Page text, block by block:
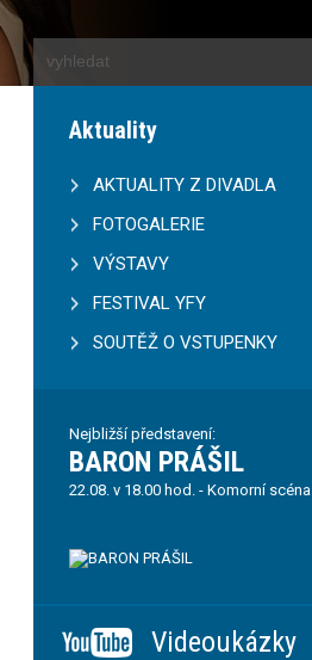
Aktuality
AKTUALITY Z DIVADLA
FOTOGALERIE
VÝSTAVY
FESTIVAL YFY
SOUTĚŽ O VSTUPENKY
Nejbližší představení:
BARON PRÁŠIL
22.08. v 18.00 hod. - Komorní scéna
Videoukázky